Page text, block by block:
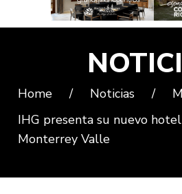
Home / Noticias /
IHG presenta su nuevo
Monterrey Valle